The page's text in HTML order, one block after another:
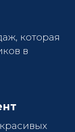
которая
в